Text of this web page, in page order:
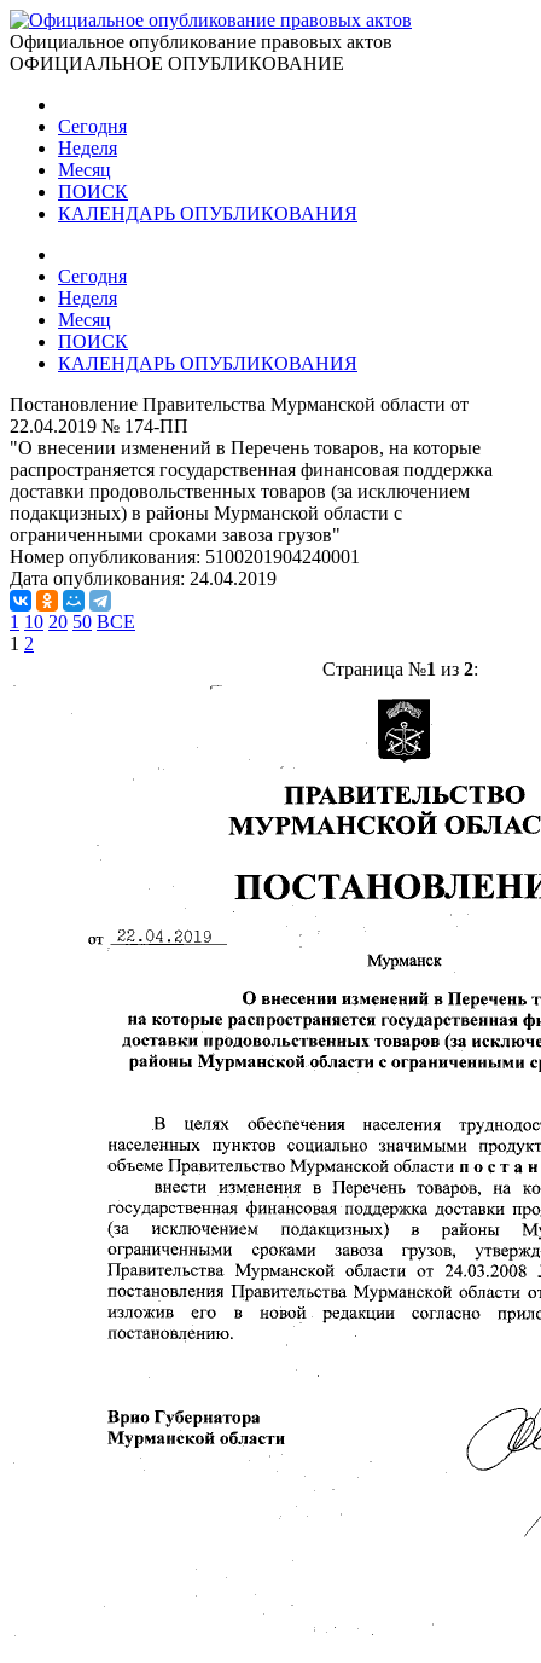
Официальное опубликование правовых актов
ОФИЦИАЛЬНОЕ ОПУБЛИКОВАНИЕ
Сегодня
Неделя
Месяц
ПОИСК
КАЛЕНДАРЬ ОПУБЛИКОВАНИЯ
Сегодня
Неделя
Месяц
ПОИСК
КАЛЕНДАРЬ ОПУБЛИКОВАНИЯ
Постановление Правительства Мурманской области от
22.04.2019 № 174-ПП
"О внесении изменений в Перечень товаров, на которые
распространяется государственная финансовая поддержка
доставки продовольственных товаров (за исключением
подакцизных) в районы Мурманской области с
ограниченными сроками завоза грузов"
Номер опубликования: 5100201904240001
Дата опубликования: 24.04.2019
1 10 20 50 ВСЕ
1 2
Страница №1 из 2: